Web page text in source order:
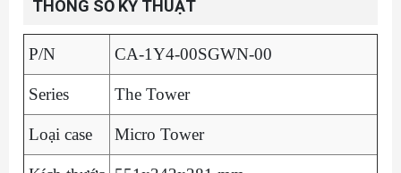
THÔNG SỐ KỸ THUẬT
P/N CA-1Y4-00SGWN-00
Series The Tower
Loại case Micro Tower